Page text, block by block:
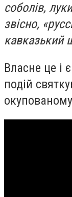
соболів,
звісно,
кавказький
Власне це і
подій